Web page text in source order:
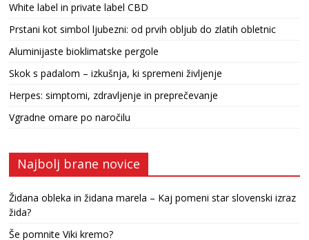
White label in private label CBD
Prstani kot simbol ljubezni: od prvih obljub do zlatih obletnic
Aluminijaste bioklimatske pergole
Skok s padalom – izkušnja, ki spremeni življenje
Herpes: simptomi, zdravljenje in preprečevanje
Vgradne omare po naročilu
Najbolj brane novice
Židana obleka in židana marela – Kaj pomeni star slovenski izraz
žida?
Še pomnite Viki kremo?